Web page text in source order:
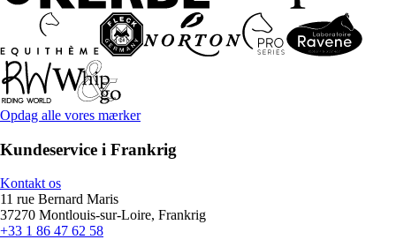
Opdag alle vores mærker
Kundeservice i Frankrig
Kontakt os
11 rue Bernard Maris
37270 Montlouis-sur-Loire, Frankrig
+33 1 86 47 62 58